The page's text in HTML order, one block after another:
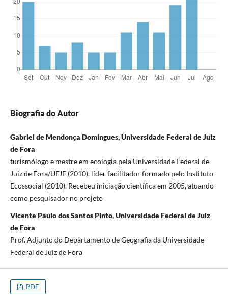
Biografia do Autor
Gabriel de Mendonça Domingues, Universidade Federal de Juiz
de Fora
turismólogo e mestre em ecologia pela Universidade Federal de
Juiz de Fora/UFJF (2010), líder facilitador formado pelo Instituto
Ecossocial (2010). Recebeu iniciação científica em 2005, atuando
como pesquisador no projeto
Vicente Paulo dos Santos Pinto, Universidade Federal de Juiz
de Fora
Prof. Adjunto do Departamento de Geografia da Universidade
Federal de Juiz de Fora
PDF